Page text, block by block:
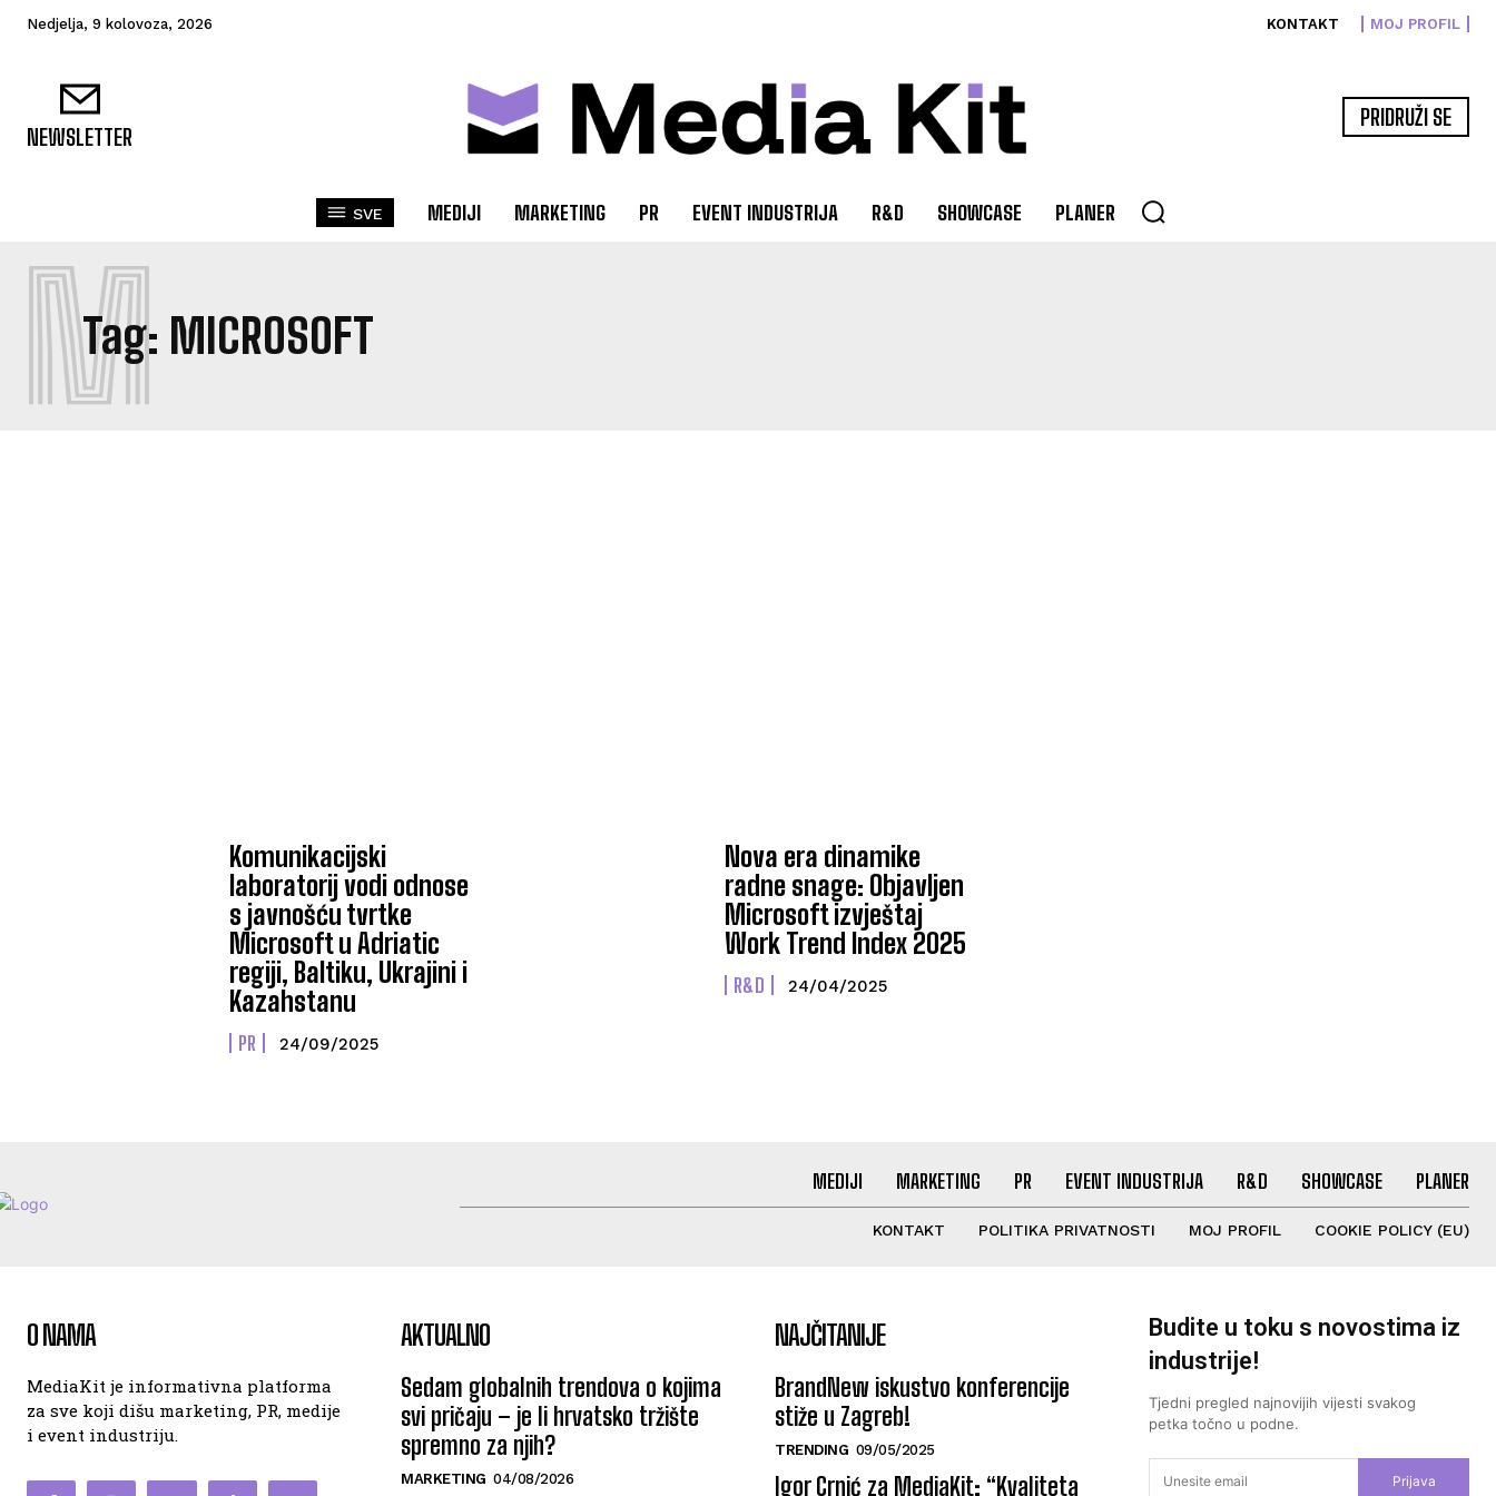
Nedjelja, 9 kolovoza, 2026 KONTAKT MOJ PROFIL
NEWSLETTER
PRIDRUŽI SE
SVE MEDIJI MARKETING PR EVENT INDUSTRIJA R&D SHOWCASE PLANER
Tag: MICROSOFT
M
Komunikacijski
laboratorij vodi odnose
s javnošću tvrtke
Microsoft u Adriatic
regiji, Baltiku, Ukrajini i
Kazahstanu
PR 24/09/2025
Nova era dinamike
radne snage: Objavljen
Microsoft izvještaj
Work Trend Index 2025
R&D 24/04/2025
MEDIJI MARKETING PR EVENT INDUSTRIJA R&D SHOWCASE PLANER
KONTAKT POLITIKA PRIVATNOSTI MOJ PROFIL COOKIE POLICY (EU)
O NAMA
MediaKit je informativna platforma
za sve koji dišu marketing, PR, medije
i event industriju.
AKTUALNO
Sedam globalnih trendova o kojima
svi pričaju – je li hrvatsko tržište
spremno za njih?
MARKETING 04/08/2026
NAJČITANIJE
BrandNew iskustvo konferencije
stiže u Zagreb!
TRENDING 09/05/2025
Igor Crnić za MediaKit: “Kvaliteta
Budite u toku s novostima iz
industrije!
Tjedni pregled najnovijih vijesti svakog
petka točno u podne.
Prijava